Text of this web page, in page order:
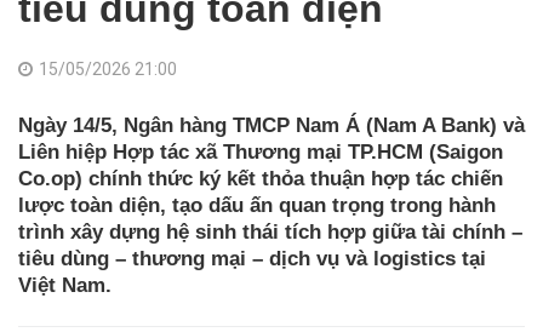
15/05/2026 21:00
Ngày 14/5, Ngân hàng TMCP Nam Á (Nam A Bank) và
Liên hiệp Hợp tác xã Thương mại TP.HCM (Saigon
Co.op) chính thức ký kết thỏa thuận hợp tác chiến
lược toàn diện, tạo dấu ấn quan trọng trong hành
trình xây dựng hệ sinh thái tích hợp giữa tài chính –
tiêu dùng – thương mại – dịch vụ và logistics tại
Việt Nam.